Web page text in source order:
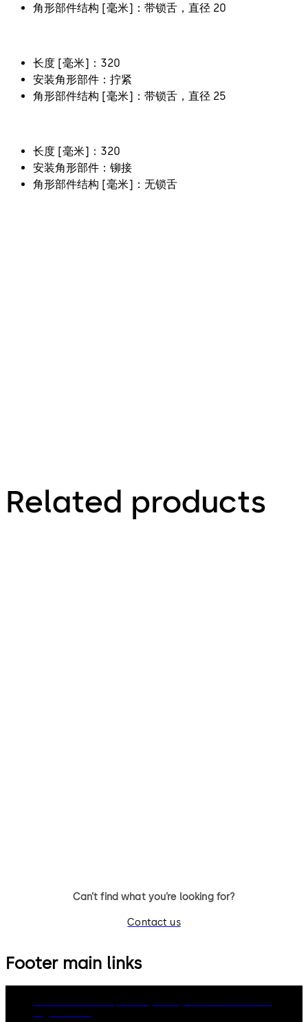
角形部件结构 [毫米]：带锁舌，直径 20
长度 [毫米]：320
安装角形部件：拧紧
角形部件结构 [毫米]：带锁舌，直径 25
长度 [毫米]：320
安装角形部件：铆接
角形部件结构 [毫米]：无锁舌
Related products
Can’t find what you’re looking for?
Contact us
Footer main links